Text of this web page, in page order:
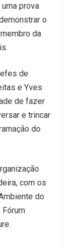
prova
o
da
de
e Yves
de fazer
e trincar
do
com os
do
Fórum